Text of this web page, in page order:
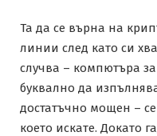
Та да се върна на
линии след като си
случва – компютъра
буквално да
достатъчно мощен –
което искате. Докато